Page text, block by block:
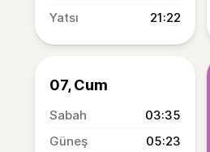
21:22
07, Cum
03:35
05:23